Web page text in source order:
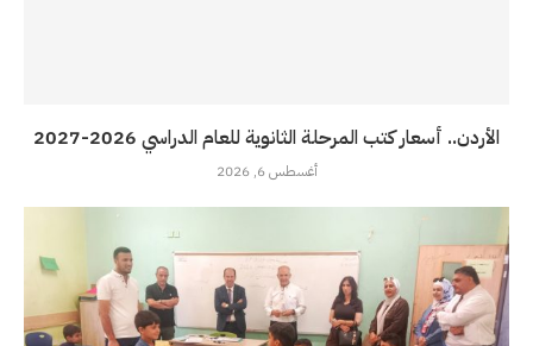
الأردن.. أسعار كتب المرحلة الثانوية للعام الدراسي 2026-2027
أغسطس 6, 2026